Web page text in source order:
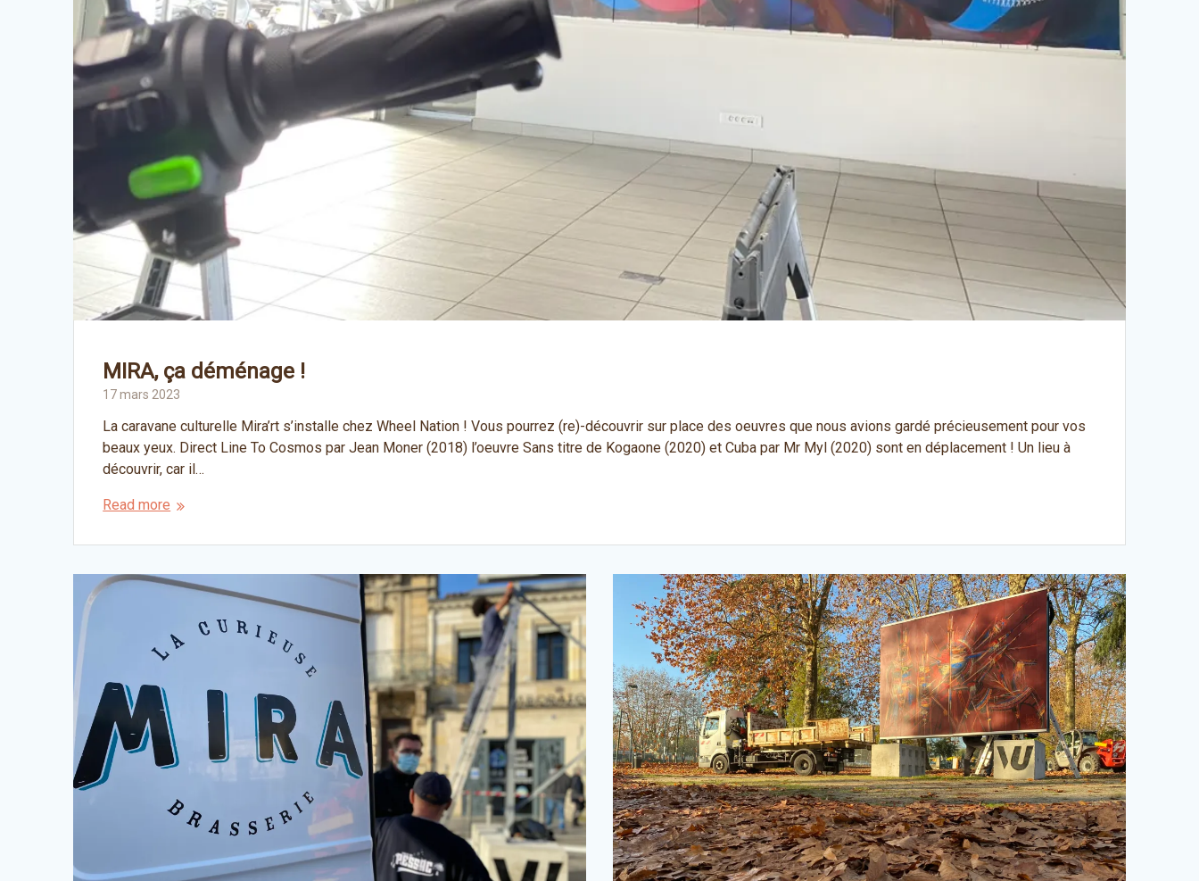
MIRA, ça déménage !
17 mars 2023
La caravane culturelle Mira’rt s’installe chez Wheel Nation ! Vous pourrez (re)-découvrir sur place des oeuvres que nous avions gardé précieusement pour vos
beaux yeux. Direct Line To Cosmos par Jean Moner (2018) l’oeuvre Sans titre de Kogaone (2020) et Cuba par Mr Myl (2020) sont en déplacement ! Un lieu à
découvrir, car il…
Read more